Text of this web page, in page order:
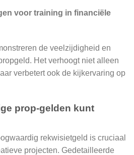
voor training in financiële
de veelzijdigheid en
Het verhoogt niet alleen
verbetert ook de kijkervaring op
prop-gelden kunt
rekwisietgeld is cruciaal
projecten. Gedetailleerde